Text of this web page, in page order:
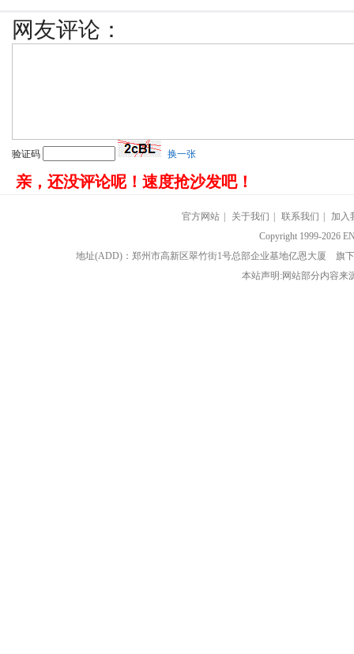
网友评论：
验证码 换一张
亲，还没评论呢！速度抢沙发吧！
官方网站 关于我们 联系我们
加入
Copyright 1999-2026
地址(ADD)：郑州市高新区翠竹街1号总部企业基地亿恩大厦 旗
本站声明:网站部分内容来